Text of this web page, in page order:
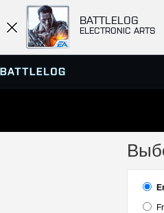
BATTLELOG
ELECTRONIC ARTS
ПРОСМОТР